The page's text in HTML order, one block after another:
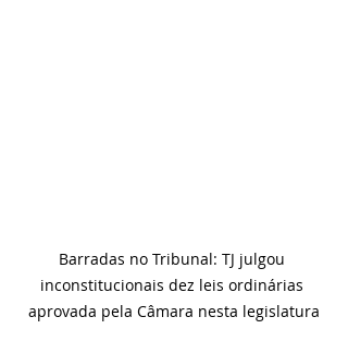
Barradas no Tribunal: TJ julgou
inconstitucionais dez leis ordinárias
aprovada pela Câmara nesta legislatura